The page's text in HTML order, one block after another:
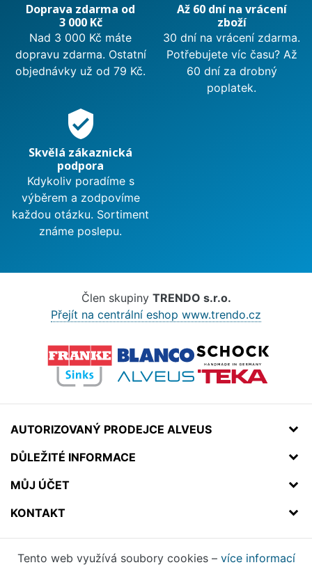
Doprava zdarma od
3 000 Kč
Nad 3 000 Kč máte
dopravu zdarma. Ostatní
objednávky už od 79 Kč.
Až 60 dní na vrácení
zboží
30 dní na vrácení zdarma.
Potřebujete víc času? Až
60 dní za drobný
poplatek.
verified_user
Skvělá zákaznická
podpora
Kdykoliv poradíme s
výběrem a zodpovíme
každou otázku. Sortiment
známe poslepu.
Člen skupiny TRENDO s.r.o.
Přejít na centrální eshop www.trendo.cz
AUTORIZOVANÝ PRODEJCE ALVEUS
DŮLEŽITÉ INFORMACE
MŮJ ÚČET
KONTAKT
Tento web využívá soubory cookies – více informací